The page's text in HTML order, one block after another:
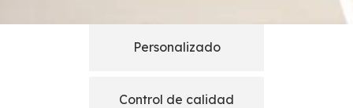
Personalizado
Control de calidad